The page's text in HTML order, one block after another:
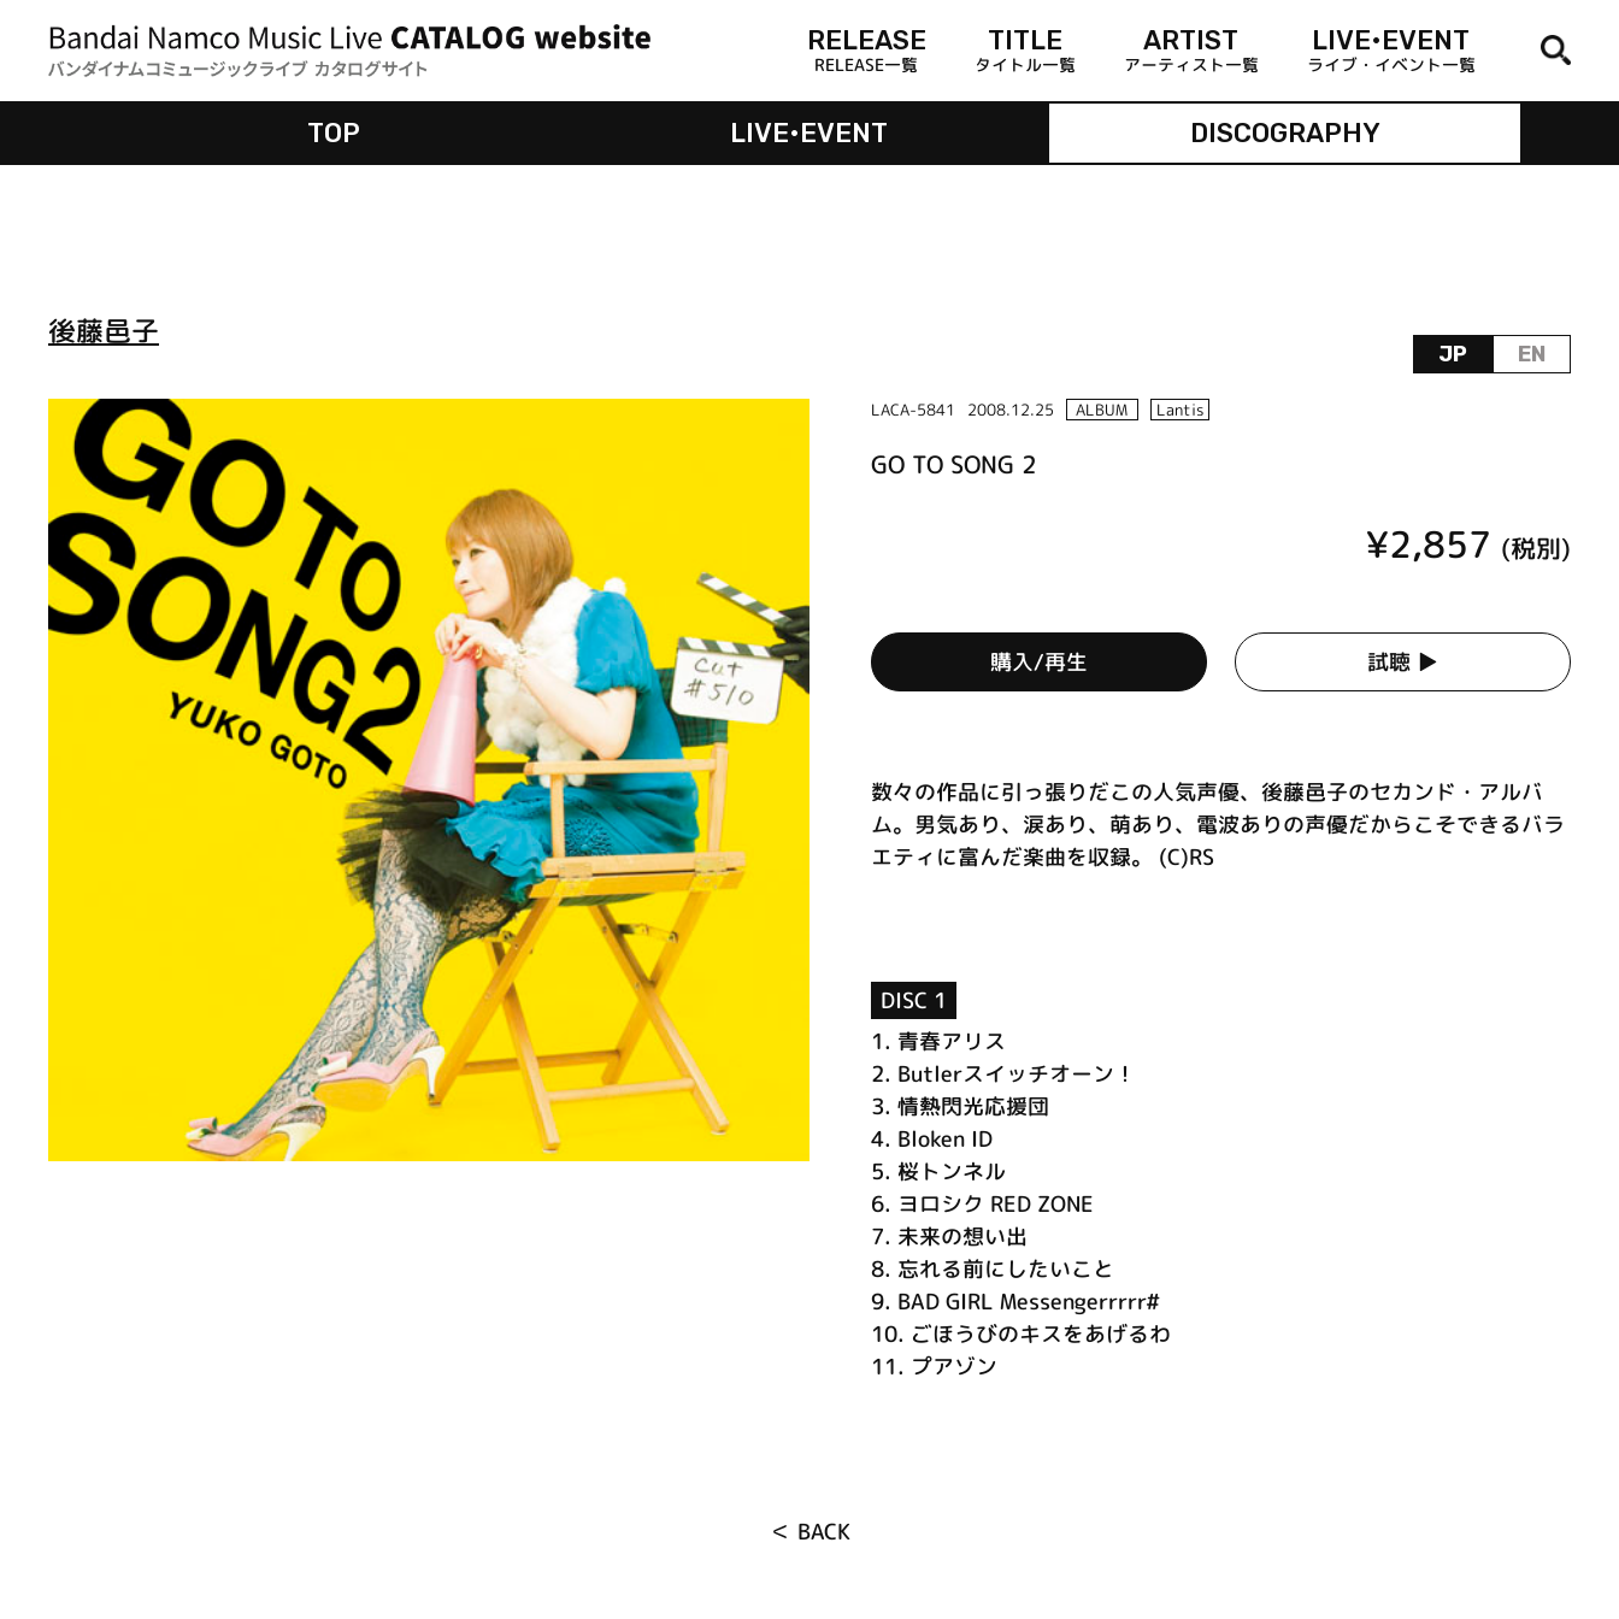
RELEASE
RELEASE一覧
TITLE
タイトル一覧
ARTIST
アーティスト一覧
LIVE•EVENT
ライブ・イベント一覧
TOP LIVE•EVENT DISCOGRAPHY
JP EN
後藤邑子
LACA-5841 2008.12.25 ALBUM Lantis
GO TO SONG 2
¥2,857 (税別)
購入/再生 試聴 ▶︎
数々の作品に引っ張りだこの人気声優、後藤邑子のセカンド・アルバ
ム。男気あり、涙あり、萌あり、電波ありの声優だからこそできるバラ
エティに富んだ楽曲を収録。 (C)RS
DISC 1
1. 青春アリス
2. Butlerスイッチオーン！
3. 情熱閃光応援団
4. Bloken ID
5. 桜トンネル
6. ヨロシク RED ZONE
7. 未来の想い出
8. 忘れる前にしたいこと
9. BAD GIRL Messengerrrrr#
10. ごほうびのキスをあげるわ
11. プアゾン
＜ BACK